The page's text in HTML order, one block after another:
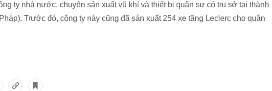
ty nhà nước, chuyên sản xuất vũ khí và thiết bị quân sự có trụ sở tại thành
Trước đó, công ty này cũng đã sản xuất 254 xe tăng Leclerc cho quân